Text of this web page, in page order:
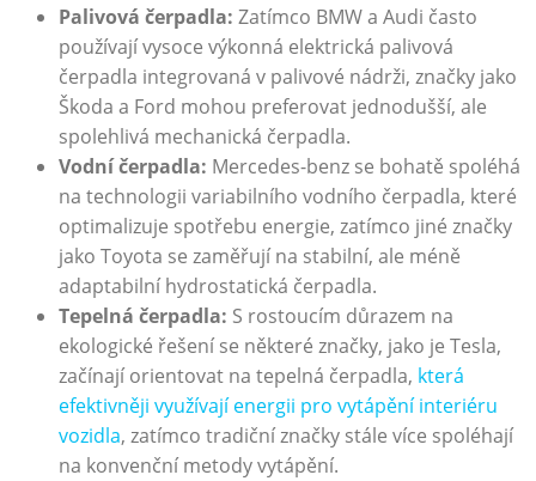
Palivová ⁢čerpadla: Zatímco ⁤BMW a Audi často
používají vysoce výkonná elektrická palivová
čerpadla integrovaná v palivové nádrži, značky⁤ jako
Škoda ⁤a Ford mohou preferovat jednodušší, ale
⁣spolehlivá mechanická čerpadla.
Vodní čerpadla: Mercedes-benz se bohatě ​spoléhá
na technologii variabilního vodního čerpadla, které​
optimalizuje spotřebu energie, ​zatímco⁣ jiné⁤ značky
jako Toyota se ⁤zaměřují na stabilní,⁢ ale‌ méně
adaptabilní⁢ hydrostatická čerpadla.
Tepelná čerpadla: S ⁣rostoucím důrazem ⁤na‍
ekologické řešení se některé značky, jako⁢ je ‍Tesla,‌
začínají⁣ orientovat ‌na tepelná čerpadla, která
efektivněji využívají energii pro vytápění interiéru
vozidla, zatímco tradiční ⁢značky stále ⁢více spoléhají
na konvenční metody ‌vytápění.